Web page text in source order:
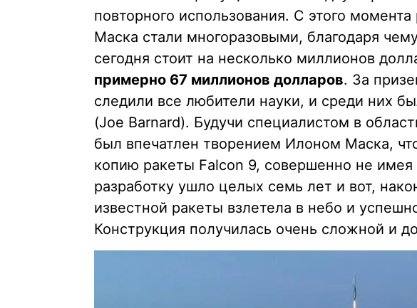
повторного использования. С этого
Маска стали многоразовыми, благодаря
сегодня стоит на несколько миллионов
примерно 67 миллионов долларов. За
следили все любители науки, и среди них
(Joe Barnard). Будучи специалистом в
был впечатлен творением Илоном Маска,
копию ракеты Falcon 9, совершенно не
разработку ушло целых семь лет и вот,
известной ракеты взлетела в небо и
Конструкция получилась очень сложной и